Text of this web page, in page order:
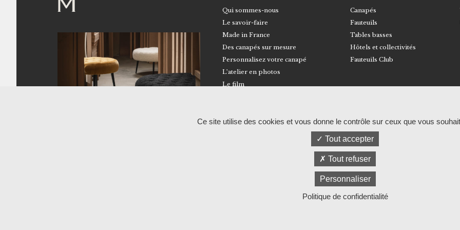
Qui sommes-nous
Le savoir-faire
Made in France
Des canapés sur mesure
Personnalisez votre canapé
L’atelier en photos
Le film
Canapés
Fauteuils
Tables basses
Hôtels et collectivités
Fauteuils Club
© RALPH M Mentions légales et politique de
Ce site utilise des cookies et vous donne le contrôle sur ceux que vous
Tout accepter
Tout refuser
Personnaliser
Politique de confidentialité